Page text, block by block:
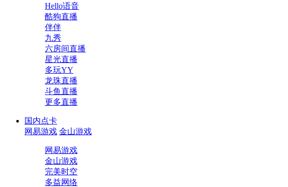
Hello语音
酷狗直播
伴伴
九秀
六房间直播
星光直播
多玩YY
龙珠直播
斗鱼直播
更多直播
国内点卡
网易游戏 金山游戏
网易游戏
金山游戏
完美时空
多益网络